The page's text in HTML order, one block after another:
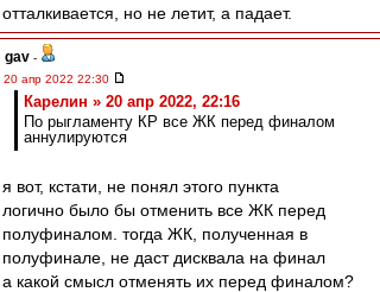
отталкивается, но не летит, а падает.
gav -
20 апр 2022 22:30
Карелин » 20 апр 2022, 22:16
По рыгламенту КР все ЖК перед финалом
аннулируются
я вот, кстати, не понял этого пункта
логично было бы отменить все ЖК перед
полуфиналом. тогда ЖК, полученная в
полуфинале, не даст дисквала на финал
а какой смысл отменять их перед финалом?